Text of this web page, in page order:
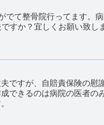
て整骨院行ってます。
すか？宜しくお願い致しま
すが、自賠責保険の慰
できるのは病院の医者の